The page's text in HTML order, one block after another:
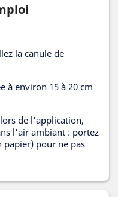
la canule de
à environ 15 à 20 cm
de l'application,
l'air ambiant : portez
papier) pour ne pas